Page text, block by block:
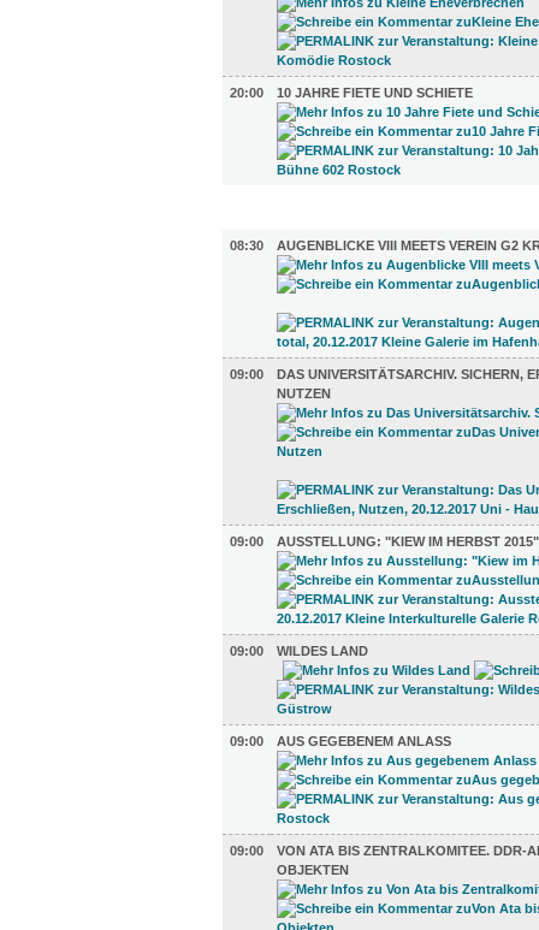
20:00 10 JAHRE FIETE UND SCHIETE
08:30
AUGENBLICKE VIII MEETS VEREIN G2
09:00
DAS UNIVERSITÄTSARCHIV. SICHERN,
UTZEN
09:00 AUSSTELLUNG: "KIEW IM HERBST 2015"
09:00 WILDES LAND
09:00 AUS GEGEBENEM ANLASS
09:00
VON ATA BIS ZENTRALKOMITEE. DDR-
OBJEKTEN